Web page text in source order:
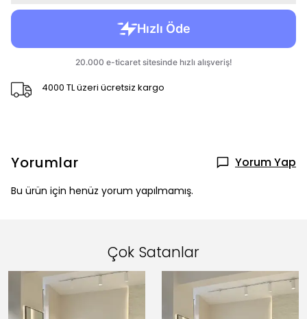
4000 TL üzeri ücretsiz kargo
Yorumlar Yorum Yap
Bu ürün için henüz yorum yapılmamış.
Çok Satanlar